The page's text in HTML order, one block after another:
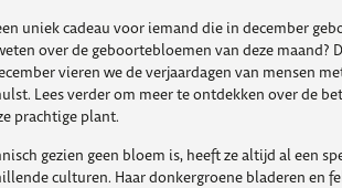
uniek cadeau voor iemand die in december
over de geboortebloemen van deze maand?
vieren we de verjaardagen van mensen
Lees verder om meer te ontdekken over de
prachtige plant.
gezien geen bloem is, heeft ze altijd al een
culturen. Haar donkergroene bladeren en